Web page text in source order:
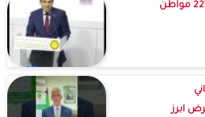
وزير تمكين الشباب يؤكد استفادة 22791 مواطن
ابرز